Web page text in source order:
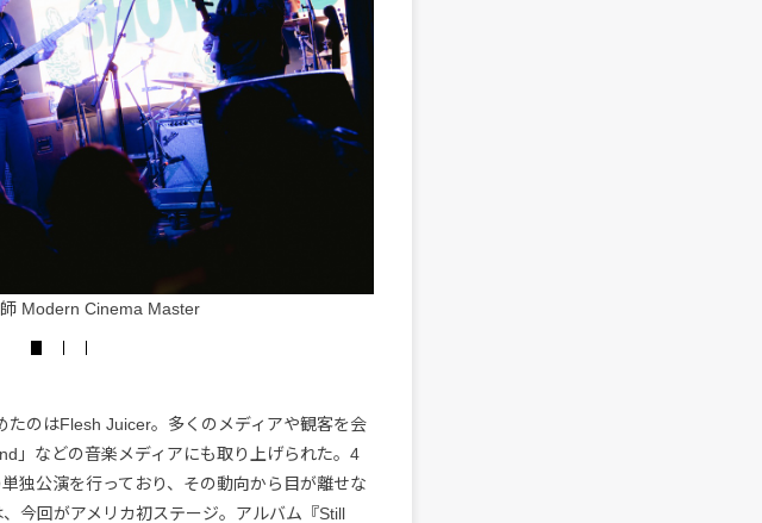
Modern Cinema Master
たのはFlesh Juicer。多くのメディアや観客を会
」などの音楽メディアにも取り上げられた。4
独公演を行っており、その動向から目が離せな
今回がアメリカ初ステージ。アルバム『Still